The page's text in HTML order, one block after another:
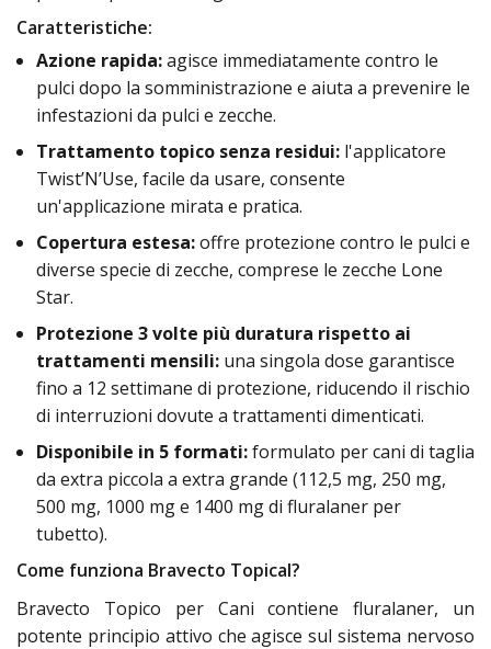
Caratteristiche:
Azione rapida:agisce immediatamente contro le
pulci dopo la somministrazione e aiuta a prevenire le
infestazioni da pulci e zecche.
Trattamento topico senza residui: l'applicatore
Twist’N’Use, facile da usare, consente
un'applicazione mirata e pratica.
Copertura estesa:offre protezione contro le pulci e
diverse specie di zecche, comprese le zecche Lone
Star.
Protezione 3 volte più duratura rispetto ai
trattamenti mensili: una singola dose garantisce
fino a 12 settimane di protezione, riducendo il rischio
di interruzioni dovute a trattamenti dimenticati.
Disponibile in 5 formati:formulato per cani di taglia
da extra piccola a extra grande (112,5 mg, 250 mg,
500 mg, 1000 mg e 1400 mg di fluralaner per
tubetto).
Come funziona Bravecto Topical?
Bravecto Topico per Cani contiene fluralaner, un
potente principio attivo che agisce sul sistema nervoso